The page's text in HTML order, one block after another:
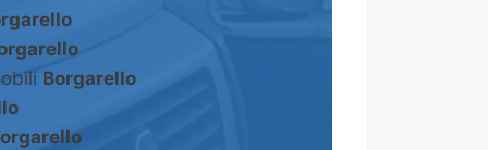
Borgarello